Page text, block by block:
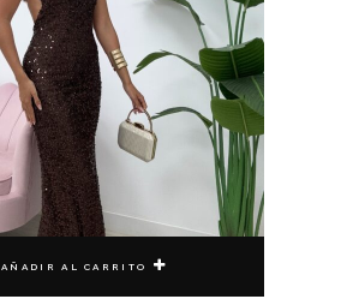
AÑADIR AL CARRITO